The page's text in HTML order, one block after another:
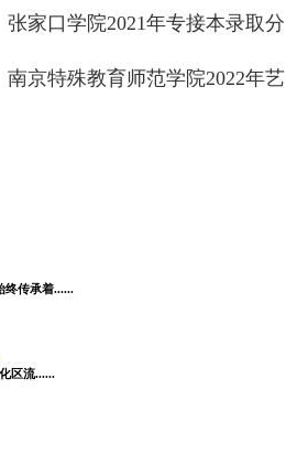
张家口学院2021年专接本录取分
南京特殊教育师范学院2022年艺
终传承着......
区流......